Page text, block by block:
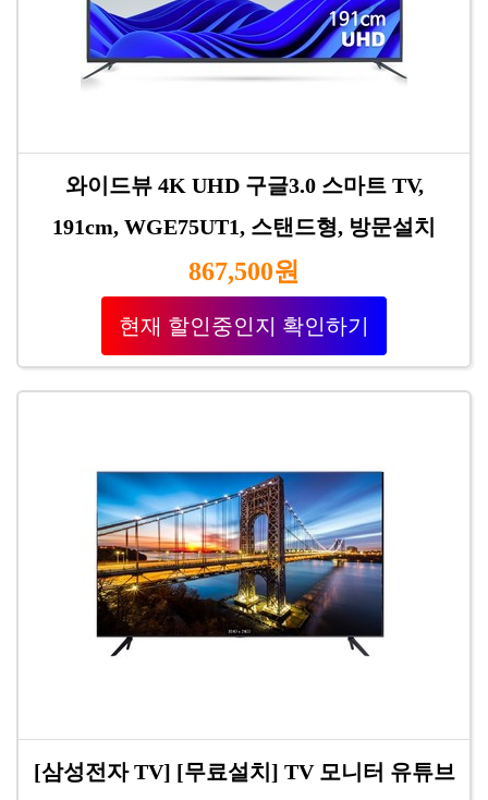
와이드뷰 4K UHD 구글3.0 스마트 TV,
191cm, WGE75UT1, 스탠드형, 방문설치
867,500원
현재 할인중인지 확인하기
[삼성전자 TV] [무료설치] TV 모니터 유튜브